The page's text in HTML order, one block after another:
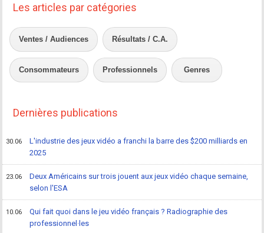
Les articles par catégories
Ventes / Audiences Résultats / C.A.
Consommateurs Professionnels Genres
Dernières publications
30.06
L'industrie des jeux vidéo a franchi la barre des $200 milliards en
2025
23.06
Deux Américains sur trois jouent aux jeux vidéo chaque semaine,
selon l'ESA
10.06
Qui fait quoi dans le jeu vidéo français ? Radiographie des
professionnel·les